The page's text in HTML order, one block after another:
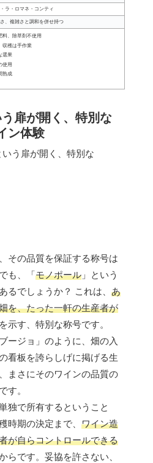
ラ・ロマネ・コンティ
、複雑さと調和を併せ持つ
料、除草剤不使用
収穫は手作業
選果
使用
熟成
扉が開く、特別な
ン体験
その品質を保証する称号は
も、「モノポール 」という
るでしょうか？ これは、 あ
を、たった一軒の生産者が
示す、特別な称号です。
ージョ」のように、畑の入
看板を誇らしげに掲げる生
まさにそのワインの品質の
す。
独で所有するということ
時期の決定まで、 ワイン造
が自らコントロールできる
らです。妥協を許さない、